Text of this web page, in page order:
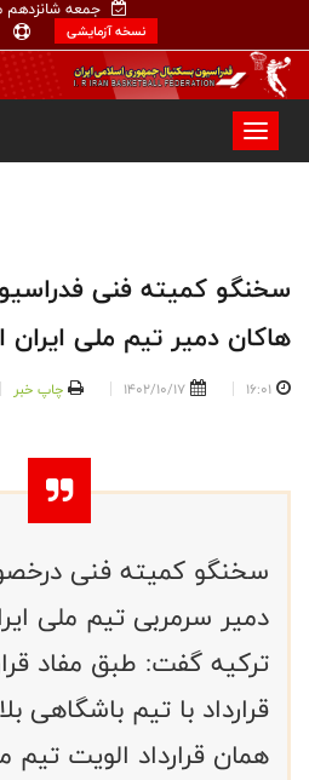
جمعه شانزدهم
نسخه آزمایشی
سخنگو كميته فنی
هاکان دمیر تیم ملی
16:01
1402/10/17 چاپ خبر
سخنگو كميته فنی
دمير سرمربی تيم ملی
تركيه گفت: طبق مفاد
قرارداد با تيم باشگاهی
همان قرارداد الويت